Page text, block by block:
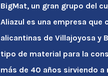
BigMat, un gran grupo del
Aliazul es una empresa
alicantinas de Villajoyosa y
tipo de material para la
más de 40 años sirviendo